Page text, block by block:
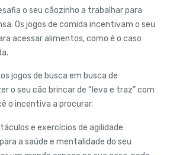
o seu cãozinho a trabalhar para
Os jogos de comida incentivam o seu
acessar alimentos, como é o caso
jogos de busca em busca de
o seu cão brincar de “leva e traz” com
o incentiva a procurar.
e exercícios de agilidade
a saúde e mentalidade do seu